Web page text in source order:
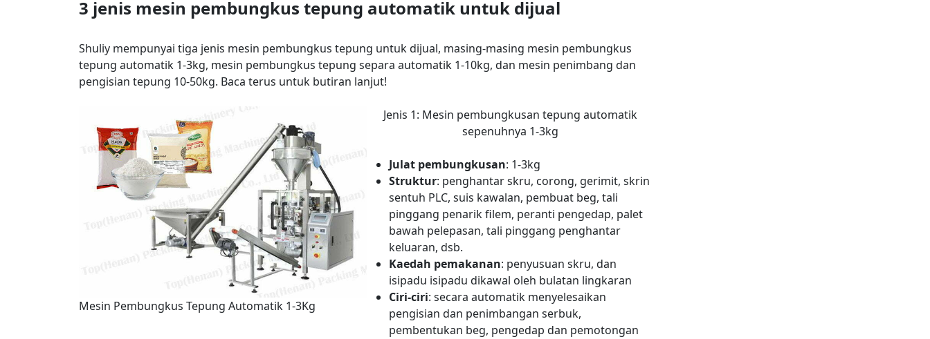
3 jenis mesin pembungkus tepung automatik untuk dijual
Shuliy mempunyai tiga jenis mesin pembungkus tepung untuk dijual, masing-masing mesin pembungkus
tepung automatik 1-3kg, mesin pembungkus tepung separa automatik 1-10kg, dan mesin penimbang dan
pengisian tepung 10-50kg. Baca terus untuk butiran lanjut!
Mesin Pembungkus Tepung Automatik 1-3Kg
Jenis 1: Mesin pembungkusan tepung automatik
sepenuhnya 1-3kg
Julat pembungkusan: 1-3kg
Struktur: penghantar skru, corong, gerimit, skrin
sentuh PLC, suis kawalan, pembuat beg, tali
pinggang penarik filem, peranti pengedap, palet
bawah pelepasan, tali pinggang penghantar
keluaran, dsb.
Kaedah pemakanan: penyusuan skru, dan
isipadu isipadu dikawal oleh bulatan lingkaran
Ciri-ciri: secara automatik menyelesaikan
pengisian dan penimbangan serbuk,
pembentukan beg, pengedap dan pemotongan